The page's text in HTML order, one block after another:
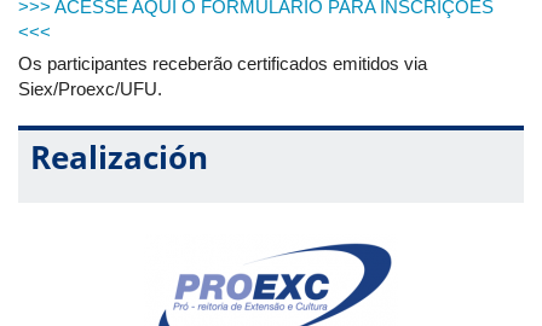
>>> ACESSE AQUI O FORMULÁRIO PARA INSCRIÇÕES
<<<
Os participantes receberão certificados emitidos via
Siex/Proexc/UFU.
Realización